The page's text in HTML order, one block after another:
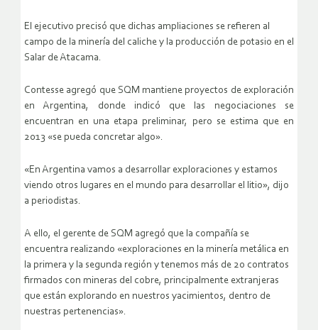
El ejecutivo precisó que dichas ampliaciones se refieren al
campo de la minería del caliche y la producción de potasio en el
Salar de Atacama.
Contesse agregó que SQM mantiene proyectos de exploración
en Argentina, donde indicó que las negociaciones se
encuentran en una etapa preliminar, pero se estima que en
2013 «se pueda concretar algo».
«En Argentina vamos a desarrollar exploraciones y estamos
viendo otros lugares en el mundo para desarrollar el litio», dijo
a periodistas.
A ello, el gerente de SQM agregó que la compañía se
encuentra realizando «exploraciones en la minería metálica en
la primera y la segunda región y tenemos más de 20 contratos
firmados con mineras del cobre, principalmente extranjeras
que están explorando en nuestros yacimientos, dentro de
nuestras pertenencias».